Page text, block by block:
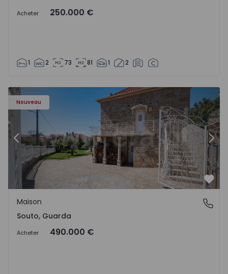
Acheter 250.000 €
1 2 73 81 1 2
Nouveau
Maison T4 Sabugal, Souto - 1575640 - 10
Précédent
Souto, Guarda
Maison
Souto, Guarda
Acheter 490.000 €